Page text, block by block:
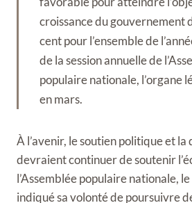
croissance du gouvernement
cent pour l’ensemble de
de la session annuelle de
populaire nationale, l’organe
en mars.
À l’avenir, le soutien politique et
devraient continuer de soutenir
l’Assemblée populaire nationale,
indiqué sa volonté de poursuivre